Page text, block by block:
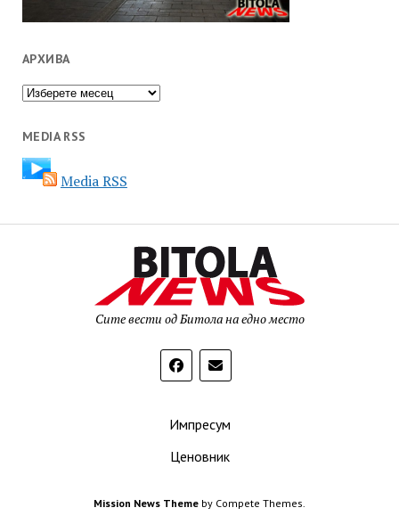
АРХИВА
Архива
MEDIA RSS
Media RSS
Сите вести од Битола на едно место
Импресум
Ценовник
Mission News Theme by Compete Themes.